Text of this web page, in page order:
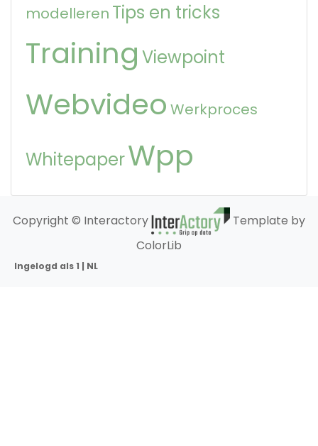
modelleren Tips en tricks
Training Viewpoint
Webvideo Werkproces
WhitepaperWpp
Copyright © Interactory
Template by
ColorLib
Ingelogd als 1 | NL